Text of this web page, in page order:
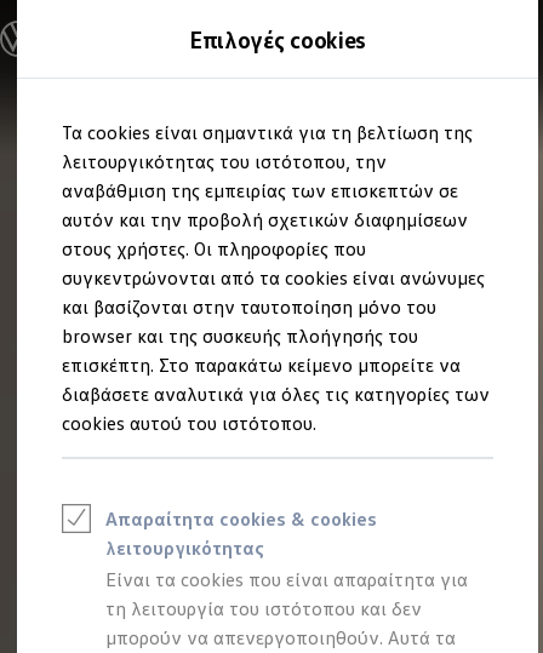
Επιλογές cookies
Τα cookies είναι σημαντικά για τη βελτίωση της
λειτουργικότητας του ιστότοπου, την
αναβάθμιση της εμπειρίας των επισκεπτών σε
αυτόν και την προβολή σχετικών διαφημίσεων
στους χρήστες. Οι πληροφορίες που
συγκεντρώνονται από τα cookies είναι ανώνυμες
και βασίζονται στην ταυτοποίηση μόνο του
browser και της συσκευής πλοήγησής του
επισκέπτη. Στο παρακάτω κείμενο μπορείτε να
διαβάσετε αναλυτικά για όλες τις κατηγορίες των
cookies αυτού του ιστότοπου.
Απαραίτητα cookies & cookies
λειτουργικότητας
Είναι τα cookies που είναι απαραίτητα για
τη λειτουργία του ιστότοπου και δεν
μπορούν να απενεργοποιηθούν. Αυτά τα
στο
περιεχόμενο
στο
footer
Ανακαλύψτε τα Μοντέλα
Διαμορφώστε το Volkswagen σας
Επαγγελματικά Οχήματα Volkswagen
Ηλεκτρικά & eHybrid μοντέλα
Ηλεκτρικά μοντέλα
ID.3 Neo
Νέο ID. Polo
ID.4
ID.4 GTX
ID.5
ID.5 GTX
ID.7
ID.7 GTX
ID. Buzz
ID. Buzz Cargo
ID. CROSS
eHybrid μοντέλα
Golf GTE
Νέο Tayron ehybrid
e-Tools για ηλεκτρικά αυτοκίνητα
Προσομοιωτής αυτονομίας
Προσομοιωτής χρόνου φόρτισης
Προσομοιωτής κόστους φόρτισης
ID. Ενημερώσεις λογισμικού
We Charge - Υπηρεσία Φόρτισης